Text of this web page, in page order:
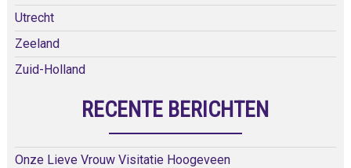
Utrecht
Zeeland
Zuid-Holland
RECENTE BERICHTEN
Onze Lieve Vrouw Visitatie Hoogeveen